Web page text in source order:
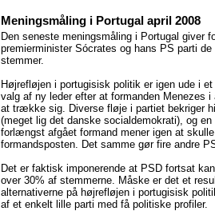
Meningsmåling i Portugal april 2008
Den seneste meningsmåling i Portugal giver
premierminister Sócrates og hans PS parti de
stemmer.
Højrefløjen i portugisisk politik er igen ude i et
valg af ny leder efter at formanden Menezes i
at trække sig. Diverse fløje i partiet bekriger
(meget lig det danske socialdemokrati), og en
forlængst afgået formand mener igen at
formandsposten. Det samme gør fire andre
Det er faktisk imponerende at PSD fortsat
over 30% af stemmerne. Måske er det et
alternativerne på højrefløjen i portugisisk
af et enkelt lille parti med få politiske profiler.